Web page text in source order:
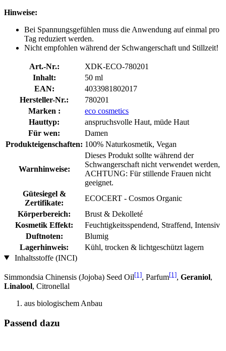
Hinweise:
Bei Spannungsgefühlen muss die Anwendung auf einmal pro
Tag reduziert werden.
Nicht empfohlen während der Schwangerschaft und Stillzeit!
Art.-Nr.:
XDK-ECO-780201
Inhalt:
50 ml
EAN:
4033981802017
Hersteller-Nr.:
780201
Marken :
eco cosmetics
Hauttyp:
anspruchsvolle Haut, müde Haut
Für wen:
Damen
Produkteigenschaften: 100% Naturkosmetik, Vegan
Warnhinweise:
Dieses Produkt sollte während der
Schwangerschaft nicht verwendet werden,
ACHTUNG: Für stillende Frauen nicht
geeignet.
Gütesiegel &
Zertifikate:
ECOCERT - Cosmos Organic
Körperbereich:
Brust & Dekolleté
Kosmetik Effekt:
Feuchtigkeitsspendend, Straffend, Intensiv
Duftnoten:
Blumig
Lagerhinweis:
Kühl, trocken & lichtgeschützt lagern
Inhaltsstoffe (INCI)
Simmondsia Chinensis (Jojoba) Seed Oil[1], Parfum[1], Geraniol,
Linalool, Citronellal
aus biologischem Anbau
Passend dazu